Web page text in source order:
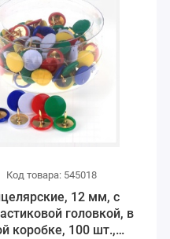
Код товара: 545018
12 мм, с
головкой, в
коробке, 100 шт.,